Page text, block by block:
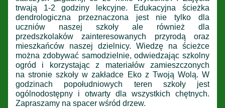
trwają 1-2 godziny lekcyjne. Edukacyjna ścieżka
dendrologiczna przeznaczona jest nie tylko dla
uczniów naszej szkoły ale również dla
przedszkolaków zainteresowanych przyrodą oraz
mieszkańców naszej dzielnicy. Wiedzę na ścieżce
można zdobywać samodzielnie, odwiedzając szkolny
ogród i korzystając z materiałów zamieszczonych
na stronie szkoły w zakładce Eko z Twoją Wolą. W
godzinach popołudniowych teren szkoły jest
ogólnodostępny i otwarty dla wszystkich chętnych.
Zapraszamy na spacer wśród drzew.